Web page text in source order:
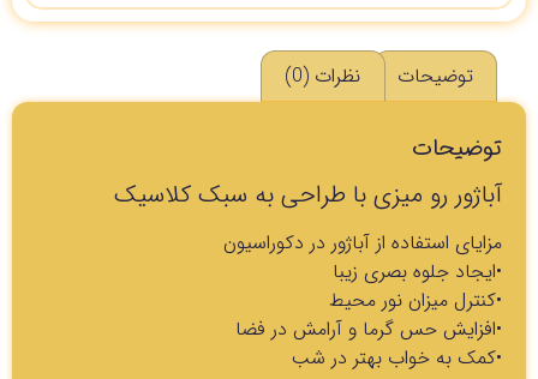
توضیحات نظرات (0)
توضیحات
آباژور رو میزی با طراحی به سبک کلاسیک
مزایای استفاده از آباژور در دکوراسیون
•ایجاد جلوه بصری زیبا
•کنترل میزان نور محیط
•افزایش حس گرما و آرامش در فضا
•کمک به خواب بهتر در شب